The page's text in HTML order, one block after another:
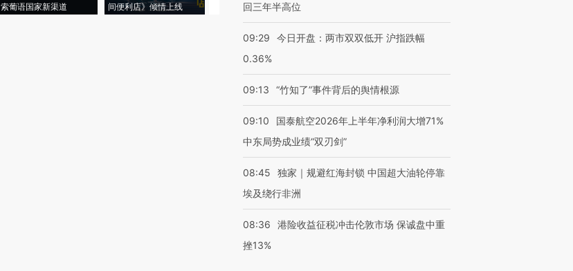
索葡语国家新渠道
间便利店》倾情上线
回三年半高位
09:29
今日开盘：两市双双低开 沪指跌幅
0.36%
09:13 “竹知了”事件背后的舆情根源
09:10
国泰航空2026年上半年净利润大增71%
中东局势成业绩“双刃剑”
08:45
独家｜规避红海封锁 中国超大油轮停靠
埃及绕行非洲
08:36
港险收益征税冲击伦敦市场 保诚盘中重
挫13%